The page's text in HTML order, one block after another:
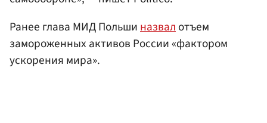
Ранее глава МИД Польшиназвалотъем
замороженных активов России «фактором
ускорения мира».